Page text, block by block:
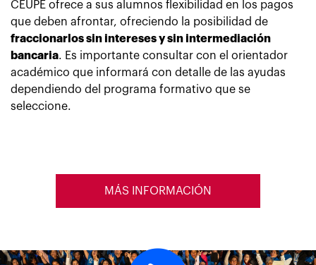
CEUPE ofrece a sus alumnos flexibilidad en los pagos
que deben afrontar, ofreciendo la posibilidad de
fraccionarlos sin intereses y sin intermediación
bancaria. Es importante consultar con el orientador
académico que informará con detalle de las ayudas
dependiendo del programa formativo que se
seleccione.
MÁS INFORMACIÓN